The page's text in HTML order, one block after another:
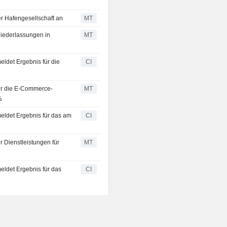
Hafengesellschaft an MT
in MT
Ergebnis für die CI
die E-Commerce-
MT
Ergebnis für das am CI
Dienstleistungen für MT
Ergebnis für das CI